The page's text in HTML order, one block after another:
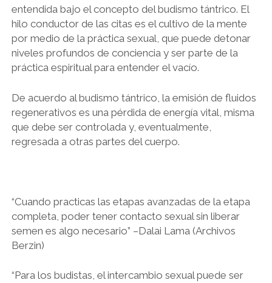
entendida bajo el concepto del budismo tántrico. El
hilo conductor de las citas es el cultivo de la mente
por medio de la práctica sexual, que puede detonar
niveles profundos de conciencia y ser parte de la
práctica espiritual para entender el vacío.
De acuerdo al budismo tántrico, la emisión de fluidos
regenerativos es una pérdida de energía vital, misma
que debe ser controlada y, eventualmente,
regresada a otras partes del cuerpo.
“Cuando practicas las etapas avanzadas de la etapa
completa, poder tener contacto sexual sin liberar
semen es algo necesario” –Dalai Lama (Archivos
Berzin)
“Para los budistas, el intercambio sexual puede ser